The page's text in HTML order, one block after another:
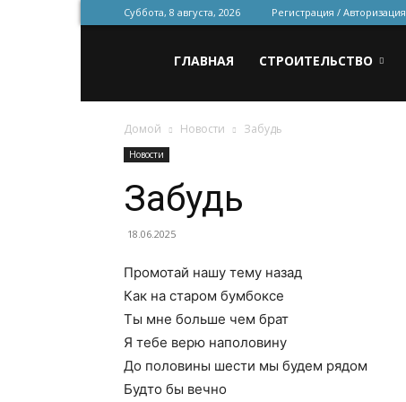
Суббота, 8 августа, 2026 Регистрация / Авторизация
для
строительства
и
ремонта
ГЛАВНАЯ СТРОИТЕЛЬСТВО
Домой Новости Забудь
Новости
Забудь
18.06.2025
Промотай нашу тему назад
Как на старом бумбоксе
Ты мне больше чем брат
Я тебе верю наполовину
До половины шести мы будем рядом
Будто бы вечно